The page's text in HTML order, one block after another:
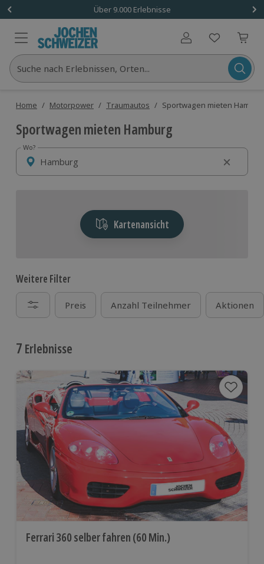
Über 9.000 Erlebnisse
Benutzerkonto
Suche nach Erlebnissen, Orten...
Home / Motorpower / Traumautos / Sportwagen mieten
Sportwagen mieten Hamburg
Wo?
Wo?
Kartenansicht
Weitere Filter
Preis Anzahl Teilnehmer Aktionen
7 Erlebnisse
Ferrari 360 selber fahren (60 Min.)